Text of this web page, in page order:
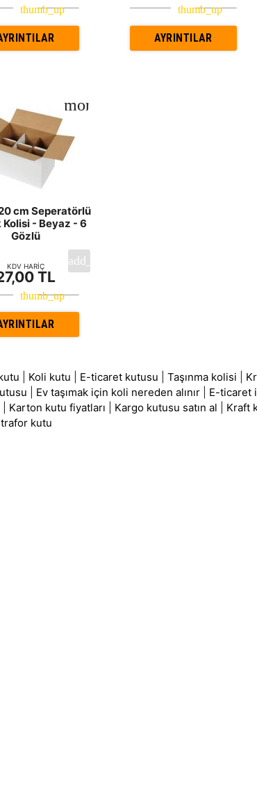
AYRINTILAR
cm Seperatörlü
Kolisi - Beyaz - 6
Gözlü
KDV HARİÇ
TL
Koli kutu E-ticaret kutusu Taşınma kolisi
Ev taşımak için koli nereden alınır| E-ticaret
| Karton kutu fiyatları Kargo kutusu satın al Kraft
kutu